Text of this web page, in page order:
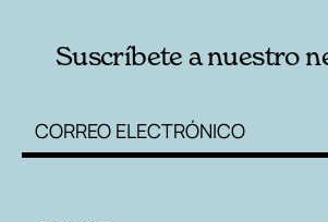
Suscríbete a nuestro